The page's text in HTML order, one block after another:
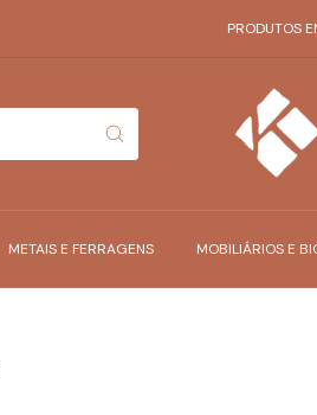
PRODUTOS
METAIS E FERRAGENS MOBILIÁRIOS E